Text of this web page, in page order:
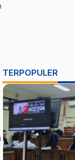
TERPOPULER